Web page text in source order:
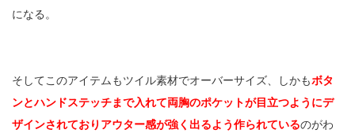
になる。
そしてこのアイテムもツイル素材でオーバーサイズ、しかもボタ
ンとハンドステッチまで入れて両胸のポケットが目立つようにデ
ザインされておりアウター感が強く出るよう作られているのがわ